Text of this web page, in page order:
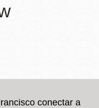
conectar a